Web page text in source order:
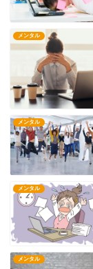
メンタル
メンタル
メンタル
メンタル